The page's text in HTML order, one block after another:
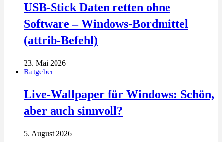
USB-Stick Daten retten ohne
Software – Windows-Bordmittel
(attrib-Befehl)
23. Mai 2026
Ratgeber
Live-Wallpaper für Windows: Schön,
aber auch sinnvoll?
5. August 2026